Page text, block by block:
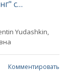
"Рада вас вдохновлять". Надежда Стрелец отреагировала на "троллинг" со стороны Ксении Собчак
Yudashkin,
Комментировать